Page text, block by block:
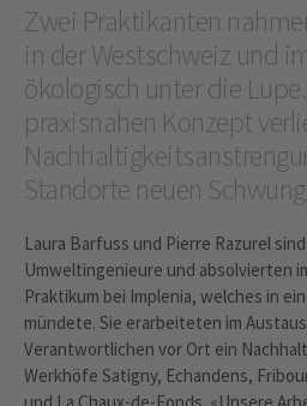
Zwei Praktikanten
in der Westschweiz und
ökologisch unter die
praxisnahen Konzept
Standorte neuen
Laura Barfuss und Pierre Razurel
Umweltingenieure und absolvierten
Praktikum bei Implenia, welches in
mündete. Sie erarbeiteten im
Verantwortlichen vor Ort ein
Werkhöfe Satigny, Echandens,
und La Chaux-de-Fonds. «Unsere